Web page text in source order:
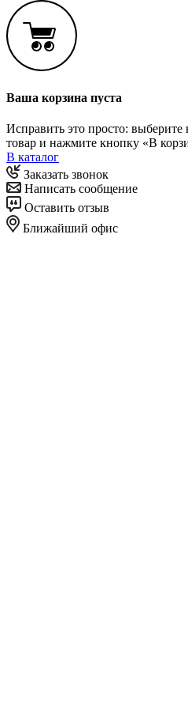
Ваша корзина пуста
Исправить это просто:
товар и нажмите кнопку «В
В каталог
Заказать звонок
Написать сообщение
Оставить отзыв
Ближайший офис